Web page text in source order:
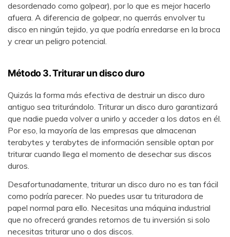
desordenado como golpear), por lo que es mejor hacerlo
afuera. A diferencia de golpear, no querrás envolver tu
disco en ningún tejido, ya que podría enredarse en la broca
y crear un peligro potencial.
Método 3. Triturar un disco duro
Quizás la forma más efectiva de destruir un disco duro
antiguo sea triturándolo. Triturar un disco duro garantizará
que nadie pueda volver a unirlo y acceder a los datos en él.
Por eso, la mayoría de las empresas que almacenan
terabytes y terabytes de información sensible optan por
triturar cuando llega el momento de desechar sus discos
duros.
Desafortunadamente, triturar un disco duro no es tan fácil
como podría parecer. No puedes usar tu trituradora de
papel normal para ello. Necesitas una máquina industrial
que no ofrecerá grandes retornos de tu inversión si solo
necesitas triturar uno o dos discos.